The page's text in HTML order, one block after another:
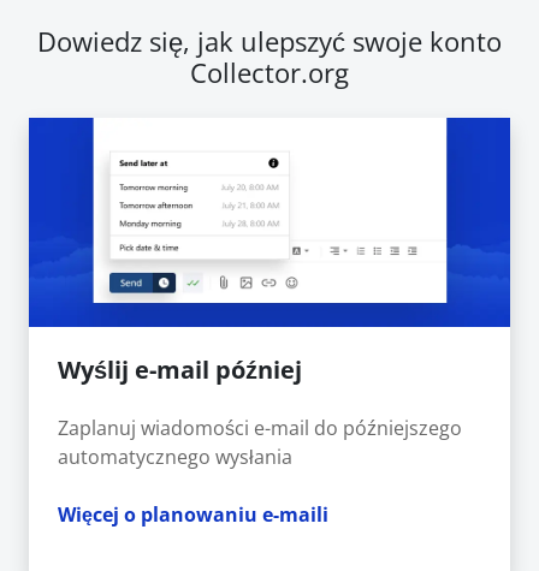
Dowiedz się, jak ulepszyć swoje konto
Collector.org
Wyślij e-mail później
Zaplanuj wiadomości e-mail do późniejszego
automatycznego wysłania
Więcej o planowaniu e-maili